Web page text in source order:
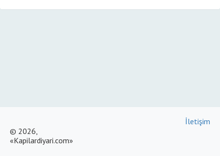
© 2026,
«Kapilardiyari.com»
İletişim